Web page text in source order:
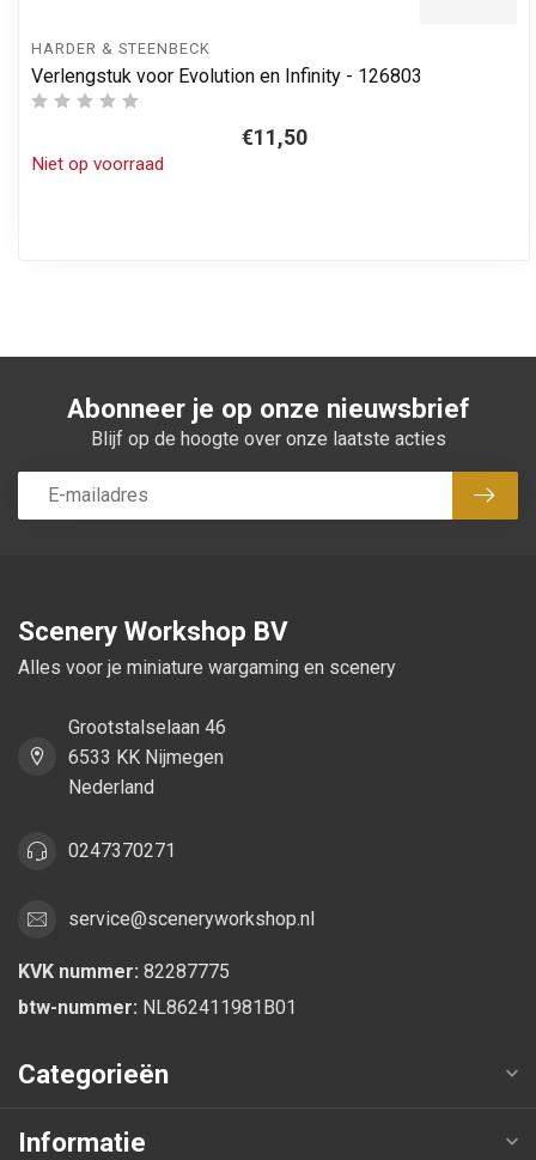
HARDER & STEENBECK
Verlengstuk voor Evolution en Infinity - 126803
€11,50
Niet op voorraad
Abonneer je op onze nieuwsbrief
Blijf op de hoogte over onze laatste acties
Scenery Workshop BV
Alles voor je miniature wargaming en scenery
Grootstalselaan 46
6533 KK Nijmegen
Nederland
0247370271
service@sceneryworkshop.nl
KVK nummer: 82287775
btw-nummer: NL862411981B01
Categorieën
Informatie